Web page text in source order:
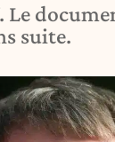
Le
suite.